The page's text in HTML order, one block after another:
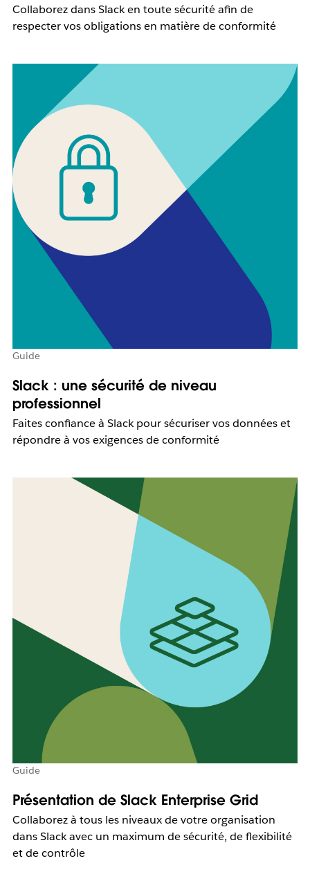
Collaborez dans Slack en toute sécurité afin de
respecter vos obligations en matière de conformité
Guide
Slack : une sécurité de niveau
professionnel
Faites confiance à Slack pour sécuriser vos données et
répondre à vos exigences de conformité
Guide
Présentation de Slack Enterprise Grid
Collaborez à tous les niveaux de votre organisation
dans Slack avec un maximum de sécurité, de flexibilité
et de contrôle